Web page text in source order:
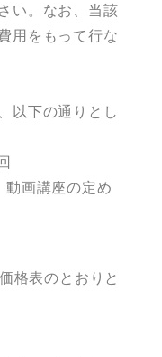
い。なお、当該
用をもって行な
以下の通りとし
画講座の定め
格表のとおりと